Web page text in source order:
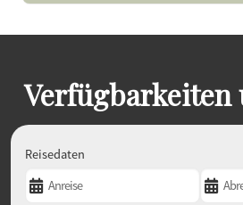
Verfügbarkeiten
Reisedaten